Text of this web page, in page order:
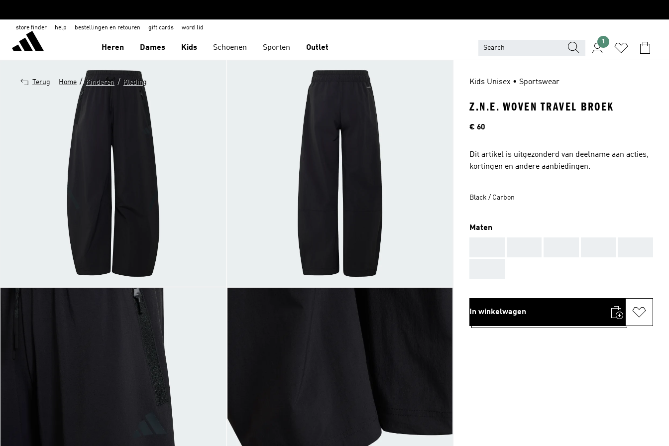
store finder help bestellingen en retouren gift cards word lid
Heren Dames Kids Schoenen Sporten Outlet
1
Terug Home / Kinderen / Kleding Kids Unisex • Sportswear
Z.N.E. WOVEN TRAVEL BROEK
Prijs
€ 60
Dit artikel is uitgezonderd van deelname aan acties,
kortingen en andere aanbiedingen.
Black / Carbon
Maten
In winkelwagen